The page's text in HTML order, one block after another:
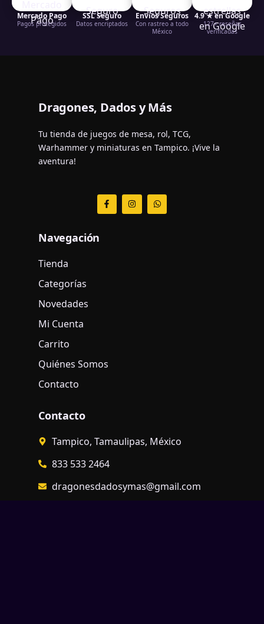
Mercado Pago
Pagos protegidos
SSL Seguro
Datos encriptados
Envíos Seguros
Con rastreo a todo
México
4.9 ★ en Google
127+ reseñas
verificadas
Dragones, Dados y Más
Tu tienda de juegos de mesa, rol, TCG,
Warhammer y miniaturas en Tampico. ¡Vive la
aventura!
F
a
c
I
n
s
W
h
a
Navegación
Tienda
Categorías
Novedades
Mi Cuenta
Carrito
Quiénes Somos
Contacto
Contacto
Tampico, Tamaulipas, México
833 533 2464
dragonesdadosymas@gmail.com